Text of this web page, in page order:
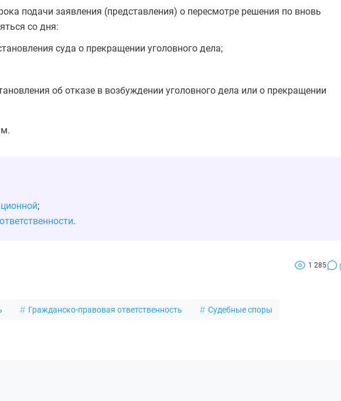
подачи заявления (представления) о пересмотре решения по вновь
со дня:
суда о прекращении уголовного дела;
об отказе в возбуждении уголовного дела или о прекращении
;
.
1 285
Гражданско-правовая ответственность Судебные споры